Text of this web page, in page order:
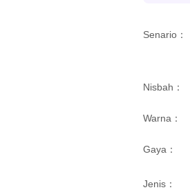
Senario：
Nisbah：
Warna：
Gaya：
Jenis：